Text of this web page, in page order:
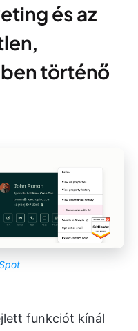
és az
történő
funkciót kínál